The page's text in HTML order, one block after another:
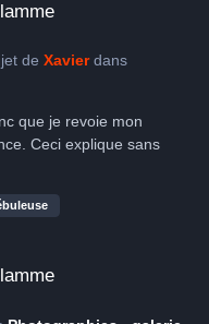
de Xavierdans
que je revoie mon
Ceci explique sans